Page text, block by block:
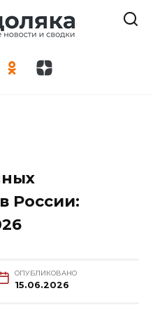
России:
ОПУБЛИКОВАНО
15.06.2026